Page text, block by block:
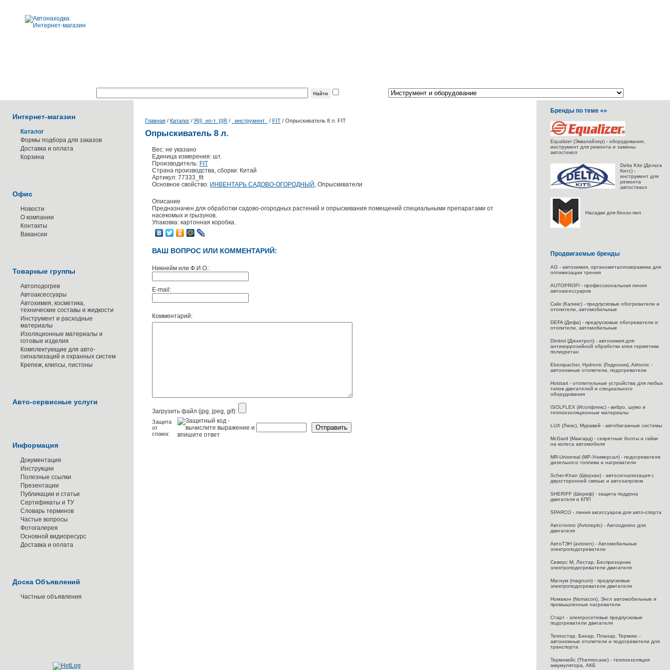
Интернет-магазин
Каталог
Формы подбора для заказов
Доставка и оплата
Корзина
Офис
Новости
О компании
Контакты
Вакансии
Товарные группы
Автоподогрев
Автоаксессуары
Автохимия, косметика,
технические составы и жидкости
Инструмент и расходные
материалы
Изоляционные материалы и
готовые изделия
Комплектующие для авто-
сигнализаций и охранных систем
Крепеж, клипсы, пистоны
Авто-сервисные услуги
Информация
Документация
Инструкции
Полезные ссылки
Презентации
Публикации и статьи
Сертификаты и ТУ
Словарь терминов
Частые вопросы
Фотогалерея
Основной видиоресурс
Доставка и оплата
Доска Объявлений
Частные объявления
Главная / Каталог / Я|||_нп-т_|||R / _инструмент_ / FIT / Опрыскиватель 8 л. FIT
Опрыскиватель 8 л.
Вес: не указано
Единица измерения: шт.
Производитель: FIT
Страна производства, сборки: Китай
Артикул: 77333_fit
Основное свойство: ИНВЕНТАРЬ САДОВО-ОГОРОДНЫЙ , Опрыскиватели
Описание
Предназначен для обработки садово-огородных растений и опрыскивания помещений специальными препаратами от
насекомых и грызунов.
Упаковка: картонная коробка.
ВАШ ВОПРОС ИЛИ КОММЕНТАРИЙ:
Никнейм или Ф.И.О.:
E-mail:
Комментарий:
Загрузить файл (jpg, jpeg, gif):
Защита
от
спама:
Бренды по теме «»
Equalizer (Эквалайзер) - оборудование,
инструмент для ремонта и замены
автостекол
Delta Kits (Дельта
Китс) -
инструмент для
ремонта
автостекол
Насадки для бензо-пил
Продвигаемые бренды
AG - автохимия, органометаллокерамика для
оптимизации трения
AUTOPROFI - профессиональная линия
автоаксессуаров
Calix (Каликс) - предпусковые обогреватели и
отопители, автомобильные
DEFA (Дефа) - предпусковые обогреватели и
отопители, автомобильные
Dinitrol (Динитрол) - автохимия для
антикоррозийной обработки клеи герметики
полиуретан
Eberspacher, Hydronic (Гидроник), Airtronic -
автономные отопители, подогреватели
Hotstart - отопительные устройства для любых
типов двигателей и специального
оборудования
ISOLFLEX (Исолфлекс) - вибро, шумо и
теплоизоляционные материалы
LUX (Люкс), Муравей - автобагажные системы
McGard (Макгард) - секретные болты и гайки
на колеса автомобиля
MR-Universal (МР-Универсал) - подогреватели
дизельного топлива и нагреватели
Scher-Khan (Шерхан) - автосигнализация с
двухсторонней связью и автозапуском
SHERIFF (Шериф) - защита поддона
двигателя и КПП
SPARCO - линия аксессуаров для авто-спорта
Автотепло (Avtoteplo) - Автоодеяло для
двигателя
АвтоТЭН (avtoten) - Автомобильные
электроподогреватели
Северс M, Лестар, Беспризорник
электроподогреватели двигателя
Магнум (magnum) - предпусковые
электроподогреватели двигателя
Номакон (Nomacon), Энгл автомобильные и
промышленные нагреватели
Старт - электросетевые предпусковые
подогреватели двигателя
Теплостар, Бинар, Планар, Термикс -
автономные отопители и подогреватели для
транспорта
Термокейс (Thermocase) - теплоизоляция
аккумулятора, АКБ